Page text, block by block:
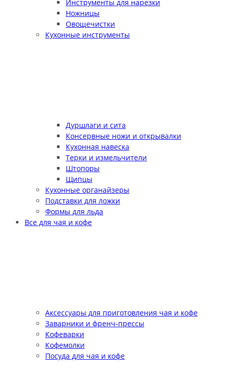
Инструменты для нарезки
Ножницы
Овощечистки
Кухонные инструменты
Дуршлаги и сита
Консервные ножи и открывалки
Кухонная навеска
Терки и измельчители
Штопоры
Щипцы
Кухонные органайзеры
Подставки для ложки
Формы для льда
Все для чая и кофе
Аксессуары для приготовления чая и кофе
Заварники и френч-прессы
Кофеварки
Кофемолки
Посуда для чая и кофе